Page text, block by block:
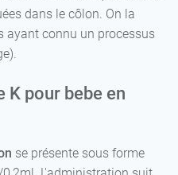
dans le côlon. On la
ayant connu un processus
K pour bebe en
se présente sous forme